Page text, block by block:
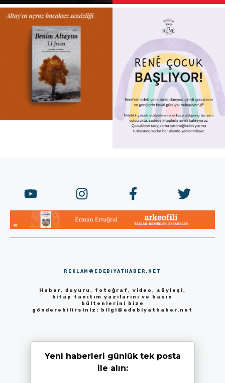
REKLAM@EDEBIYATHABER.NET
Haber, duyuru, fotoğraf, video, söyleşi,
kitap tanıtım yazılarını ve basın
bültenlerini bize
gönderebilirsiniz: bilgi@edebiyathaber.net
Yeni haberleri günlük tek posta
ile alın: